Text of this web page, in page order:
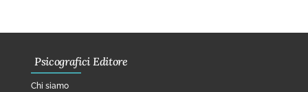
Psicografici Editore
Chi siamo